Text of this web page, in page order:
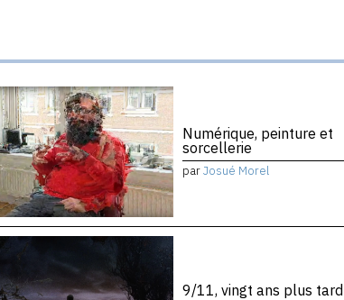
Numérique, peinture et
sorcellerie
parJosué Morel
9/11, vingt ans plus tard